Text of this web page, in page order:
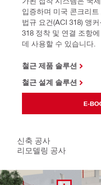
입증하며 미국 콘크리
법규 요건(ACI 318) 앵
318 정착 및 연결 조항
데 사용할 수 있습니다.
철근 제품 솔루션
철근 설계 솔루션
E-
신축 공사
리모델링 공사